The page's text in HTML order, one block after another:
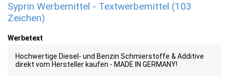
Syprin Werbemittel - Textwerbemittel (103
Zeichen)
Werbetext
Hochwertige Diesel- und Benzin Schmierstoffe & Additive
direkt vom Hersteller kaufen - MADE IN GERMANY!